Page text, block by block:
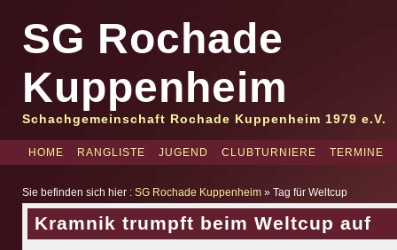
SG Rochade
Kuppenheim
Schachgemeinschaft Rochade Kuppenheim 1979 e.V.
HOME RANGLISTE JUGEND CLUBTURNIERE TERMINE
Sie befinden sich hier : SG Rochade Kuppenheim» Tag für Weltcup
Kramnik trumpft beim Weltcup auf